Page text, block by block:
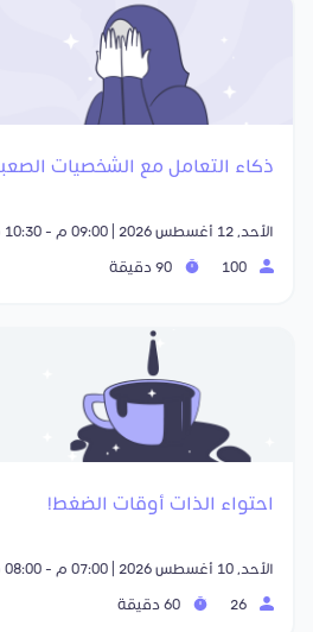
ذكاء التعامل مع الشخصيات
الأحد, 12 أغسطس 2026 | 09:00 م - 10:30 م
احتواء الذات أوقات الضغط!
الأحد, 10 أغسطس 2026 | 07:00 م - 08:00 م